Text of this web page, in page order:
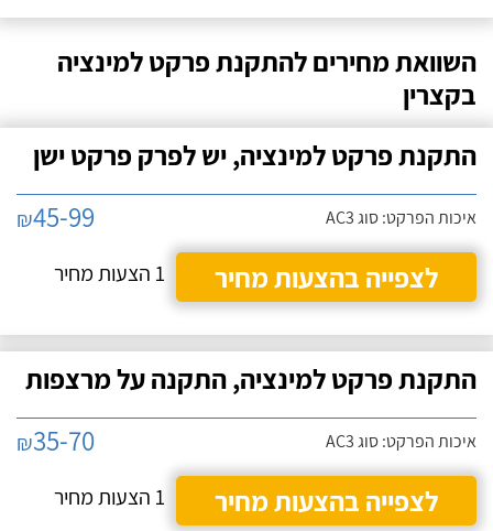
השוואת מחירים להתקנת פרקט למינציה
בקצרין
התקנת פרקט למינציה, יש לפרק פרקט ישן
איכות הפרקט: סוג AC3 ₪45-99
לצפייה בהצעות מחיר
1 הצעות מחיר
התקנת פרקט למינציה, התקנה על מרצפות
איכות הפרקט: סוג AC3 ₪35-70
לצפייה בהצעות מחיר
1 הצעות מחיר